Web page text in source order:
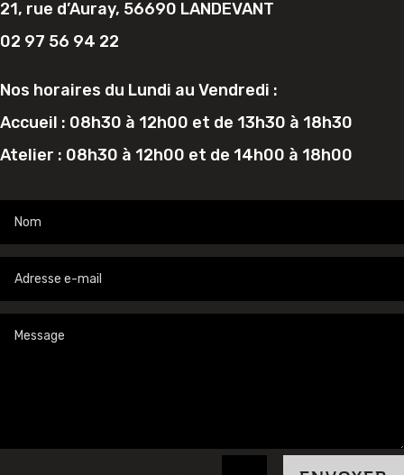
21, rue d’Auray, 56690 LANDEVANT
02 97 56 94 22
Nos horaires du Lundi au Vendredi :
Accueil : 08h30 à 12h00 et de 13h30 à 18h30
Atelier : 08h30 à 12h00 et de 14h00 à 18h00